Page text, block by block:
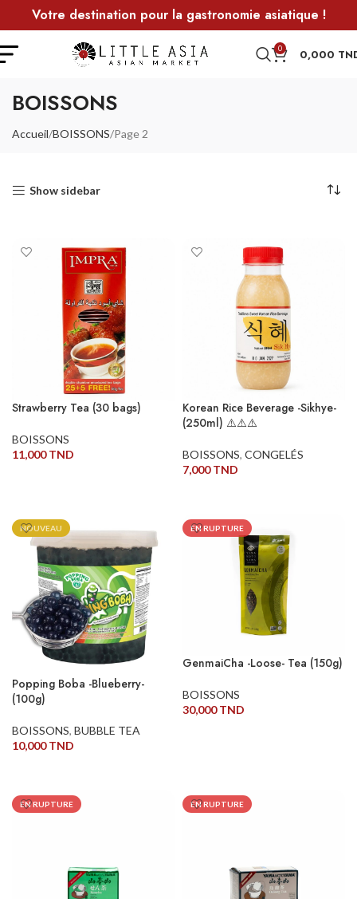
Votre destination pour la gastronomie asiatique !
0 0,000
BOISSONS
Accueil BOISSONS Page 2
Show sidebar
Strawberry Tea (30 bags)
BOISSONS
11,000TND
Korean Rice Beverage -Sikhye-
(250ml) ⚠️⚠️⚠️
BOISSONS, CONGELÉS
7,000TND
NOUVEAU
Popping Boba -Blueberry-
(100g)
BOISSONS, BUBBLE TEA
10,000TND
EN RUPTURE
GenmaiCha -Loose- Tea (150g)
BOISSONS
30,000TND
EN RUPTURE EN RUPTURE